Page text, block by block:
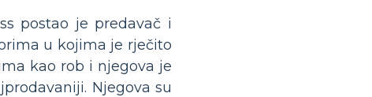
postao je predavač i
u kojima je rječito
kao rob i njegova je
Njegova su